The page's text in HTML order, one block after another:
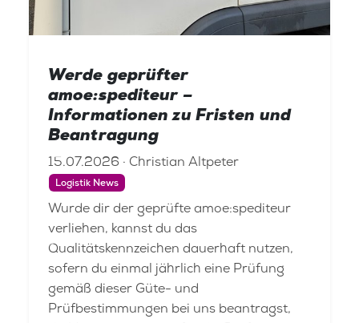
Werde geprüfter
amoe:spediteur –
Informationen zu Fristen und
Beantragung
15.07.2026 · Christian Altpeter
Logistik News
Wurde dir der geprüfte amoe:spediteur
verliehen, kannst du das
Qualitätskennzeichen dauerhaft nutzen,
sofern du einmal jährlich eine Prüfung
gemäß dieser Güte- und
Prüfbestimmungen bei uns beantragst,